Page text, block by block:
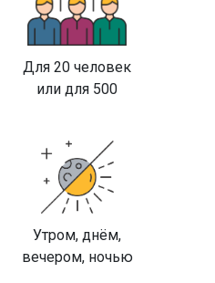
Для 20 человек
или для 500
Утром, днём,
вечером, ночью